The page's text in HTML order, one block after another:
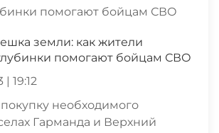
земли: как жители
помогают бойцам СВО
19:12
необходимого
Гарманда и Верхний